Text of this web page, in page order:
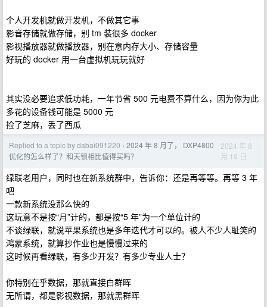
个人开发机就做开发机，不做其它事
影音存储就做存储，别 tm 装很多 docker
影视播放器就做播放器，别在意内存大小、存储容量
好玩的 docker 用一台虚拟机玩玩就好
其实没必要追求低功耗，一年节省 500 元电费不算什么，因为你为此
多花的设备钱可能是 5000 元
捡了芝麻，丢了西瓜
Replied to a topic by dabai091220 › 2024 年 8 月了， DXP4800
优化的怎么样了？和天钡相比值得买吗？
2024 年 8
月 19 日
绿联老用户，同时也在新系统群中，告诉你：还是再等等。再等 3 年
吧
一款新系统没那么快的
这玩意不是按“月”计的，都是按“5 年”为一个单位计的
不谈绿联，就说苹果系统也是多年迭代才可以的。被人不少人耻笑的
鸿蒙系统，就算抄作业也是慢慢过来的
这时候再看绿联，有多少开发？有多少专业人士？
你特别在乎数据，那就直接白群晖
无所谓，都是影视数据，那就黑群晖